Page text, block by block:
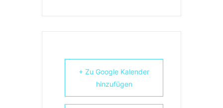
+ Zu Google Kalender
hinzufügen